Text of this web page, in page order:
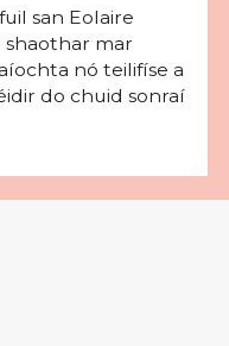
san Eolaire
shaothar mar
nó teilifíse a
do chuid sonraí